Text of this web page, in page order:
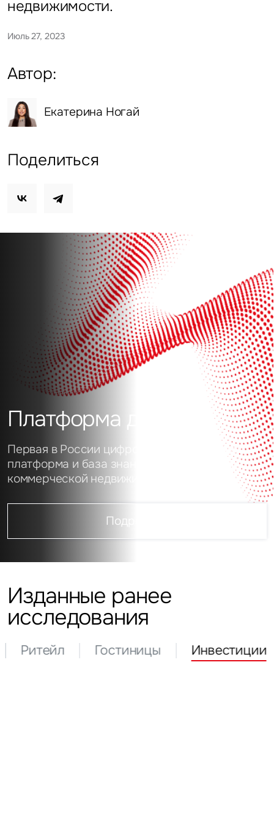
недвижимости.
Июль 27, 2023
Автор:
Екатерина Ногай
Поделиться
Платформа данных
Первая в России цифровая аналитическая
платформа и база знаний о рынке
коммерческой недвижимости
Подробнее
Изданные ранее
исследования
Ритейл Гостиницы Инвестиции